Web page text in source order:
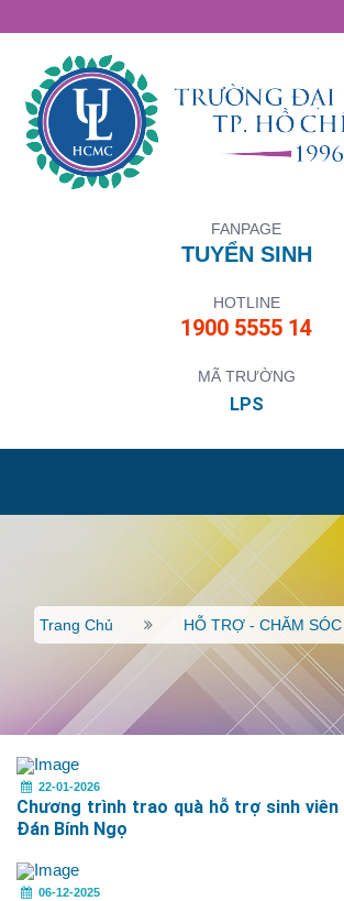
FANPAGE
TUYỂN SINH
HOTLINE
1900 5555 14
MÃ TRƯỜNG
LPS
Trang Chủ HỖ TRỢ - CHĂM
22-01-2026
Chương trình trao quà hỗ trợ sinh viên
Đán Bính Ngọ
06-12-2025